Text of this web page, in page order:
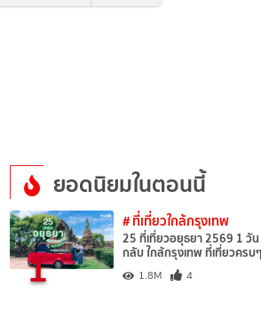
ยอดนิยมในตอนนี้
1
# ที่เที่ยวใกล้กรุงเทพ
25 ที่เที่ยวอยุธยา 2569 1 วัน
กลับ ใกล้กรุงเทพ ที่เที่ยวครบๆ
1.8M 4